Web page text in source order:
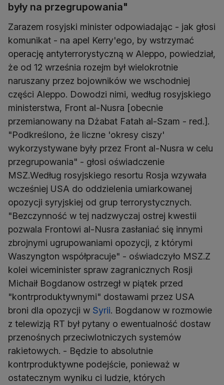
były na przegrupowania"
Zarazem rosyjski minister odpowiadając - jak głosi
komunikat - na apel Kerry'ego, by wstrzymać
operację antyterrorystyczną w Aleppo, powiedział,
że od 12 września rozejm był wielokrotnie
naruszany przez bojowników we wschodniej
części Aleppo. Dowodzi nimi, według rosyjskiego
ministerstwa, Front al-Nusra [obecnie
przemianowany na Dżabat Fatah al-Szam - red.].
"Podkreślono, że liczne 'okresy ciszy'
wykorzystywane były przez Front al-Nusra w celu
przegrupowania" - głosi oświadczenie
MSZ.Według rosyjskiego resortu Rosja wzywała
wcześniej USA do oddzielenia umiarkowanej
opozycji syryjskiej od grup terrorystycznych.
"Bezczynność w tej nadzwyczaj ostrej kwestii
pozwala Frontowi al-Nusra zasłaniać się innymi
zbrojnymi ugrupowaniami opozycji, z którymi
Waszyngton współpracuje" - oświadczyło MSZ.Z
kolei wiceminister spraw zagranicznych Rosji
Michaił Bogdanow ostrzegł w piątek przed
"kontrproduktywnymi" dostawami przez USA
broni dla opozycji w Syrii. Bogdanow w rozmowie
z telewizją RT był pytany o ewentualność dostaw
przenośnych przeciwlotniczych systemów
rakietowych. - Będzie to absolutnie
kontrproduktywne podejście, ponieważ w
ostatecznym wyniku ci ludzie, których